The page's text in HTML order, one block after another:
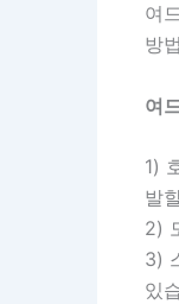
여
방
여
1)
발
2)
3)
있